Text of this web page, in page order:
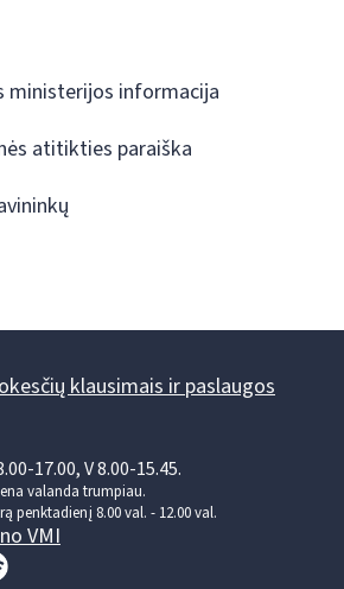
ministerijos informacija
atitikties paraiška
klausimais ir paslaugos
17.00, V 8.00-15.45.
valanda trumpiau.
penktadienį 8.00 val. - 12.00 val.
VMI